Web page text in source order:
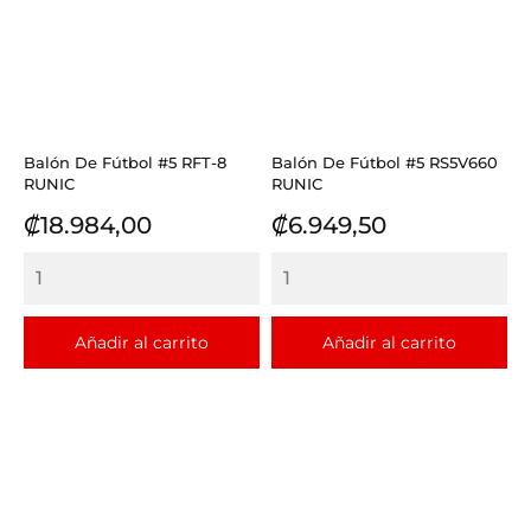
Balón De Fútbol #5 RFT-8
RUNIC
Precio
₡18.984,00
Añadir al carrito
Balón De Fútbol #5 RS5V660
RUNIC
Precio
₡6.949,50
Añadir al carrito